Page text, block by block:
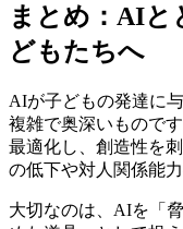
まとめ：AIと
どもたちへ
AIが子どもの発達に
複雑で奥深いもので
最適化し、創造性を
の低下や対人関係能
大切なのは、AIを「